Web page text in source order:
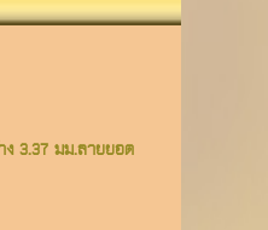
3.37 มม.ลายยอด